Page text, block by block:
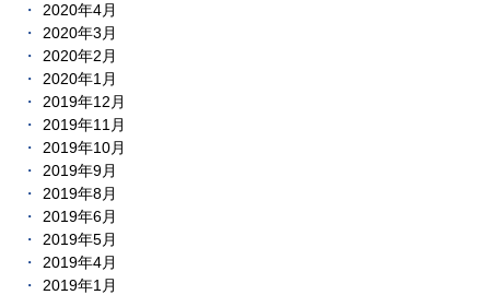
2020年4月
2020年3月
2020年2月
2020年1月
2019年12月
2019年11月
2019年10月
2019年9月
2019年8月
2019年6月
2019年5月
2019年4月
2019年1月